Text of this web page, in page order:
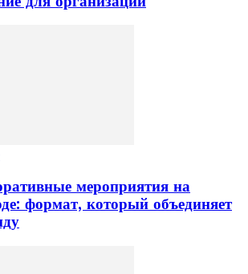
мероприятия на
формат, который объединяет